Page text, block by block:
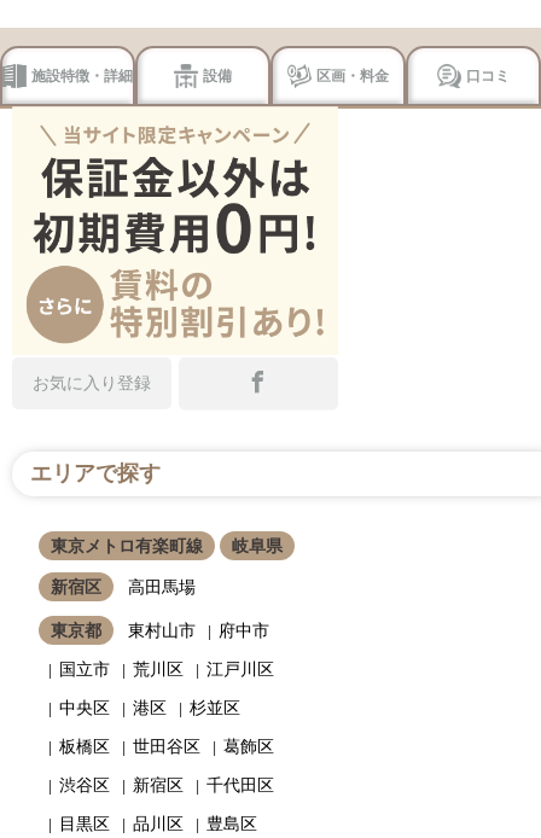
施設特徴・詳細 設備 区画・料金 口コミ
お気に入り登録
エリアで探す
東京メトロ有楽町線 岐阜県
新宿区 高田馬場
東京都 東村山市
府中市
国立市
荒川区
江戸川区
中央区
港区
杉並区
板橋区
世田谷区
葛飾区
渋谷区
新宿区
千代田区
目黒区
品川区
豊島区